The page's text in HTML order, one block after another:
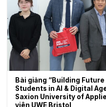
Bài giảng “Building
Students in AI & Digital
Saxion University of
viên UWE Bristol